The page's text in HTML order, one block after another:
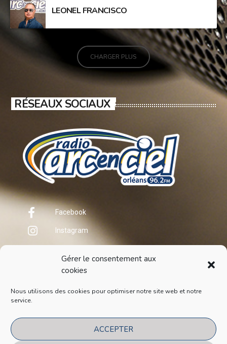
Gérer le consentement aux
cookies
Nous utilisons des cookies pour optimiser notre site web et notre
service.
ACCEPTER
LEONEL FRANCISCO
CHARGER PLUS
RÉSEAUX SOCIAUX
Facebook
Instagram
COPYRIGHT2021
POLITIQUE DE CONFIDENTIALITÉ
POLITIQUE DE COOKIES (EU)